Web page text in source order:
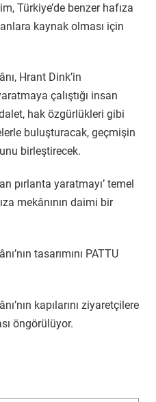
Türkiye’de benzer hafıza
kaynak olması için
Hrant Dink’in
çalıştığı insan
hak özgürlükleri gibi
buluşturacak, geçmişin
birleştirecek.
pırlanta yaratmayı’ temel
mekânının daimi bir
tasarımını PATTU
kapılarını ziyaretçilere
öngörülüyor.